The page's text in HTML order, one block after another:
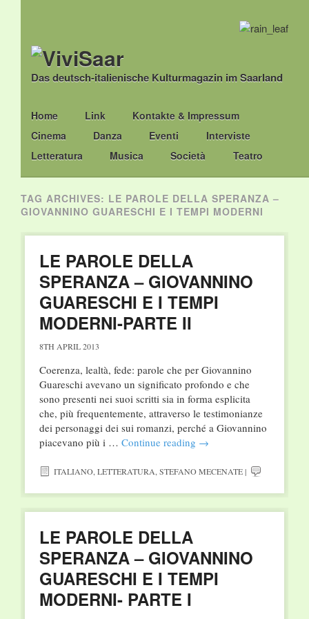
Das deutsch-italienische Kulturmagazin im Saarland
Main menu
Skip
to
content
Home Link
Kontakte & Impressum
Cinema
Danza Eventi
Interviste
Letteratura
Musica Società Teatro
TAG ARCHIVES: LE PAROLE DELLA SPERANZA –
GIOVANNINO GUARESCHI E I TEMPI MODERNI
LE PAROLE DELLA
SPERANZA – GIOVANNINO
GUARESCHI E I TEMPI
MODERNI-PARTE II
8TH APRIL 2013
Coerenza, lealtà, fede: parole che per Giovannino
Guareschi avevano un significato profondo e che
sono presenti nei suoi scritti sia in forma esplicita
che, più frequentemente, attraverso le testimonianze
dei personaggi dei sui romanzi, perché a Giovannino
piacevano più i … Continue reading →
ITALIANO,LETTERATURA,STEFANO MECENATE|
LE PAROLE DELLA
SPERANZA – GIOVANNINO
GUARESCHI E I TEMPI
MODERNI- PARTE I